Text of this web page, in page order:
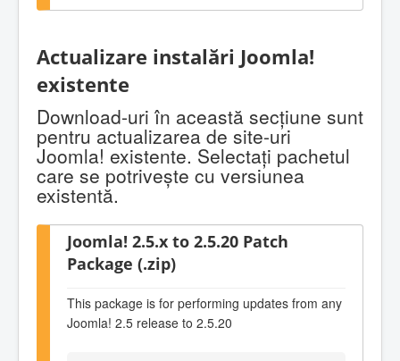
Actualizare instalări Joomla!
existente
Download-uri în această secţiune sunt
pentru actualizarea de site-uri
Joomla! existente. Selectaţi pachetul
care se potriveşte cu versiunea
existentă.
Joomla! 2.5.x to 2.5.20 Patch
Package (.zip)
This package is for performing updates from any
Joomla! 2.5 release to 2.5.20